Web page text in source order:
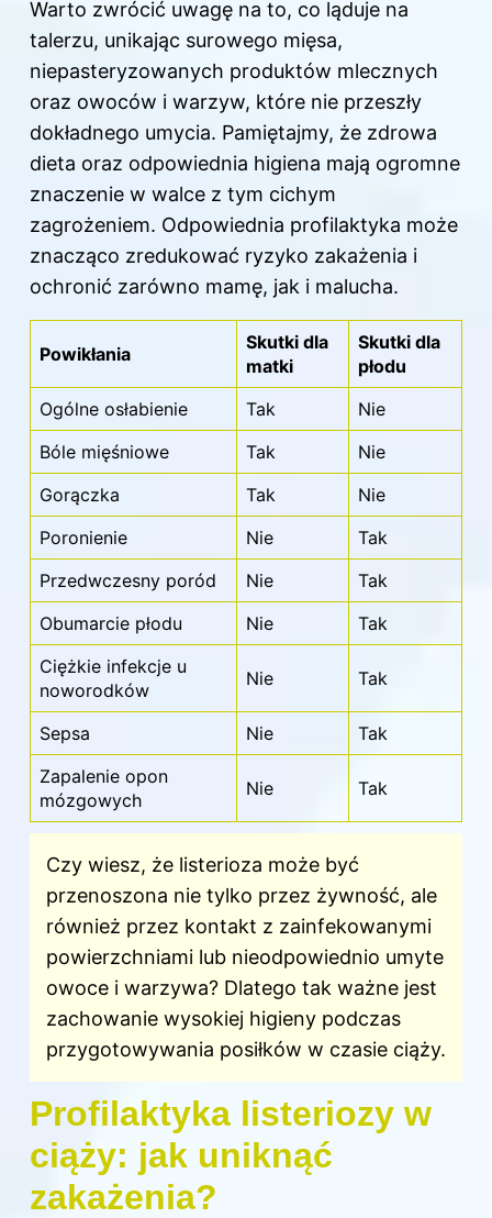
Warto zwrócić uwagę na to, co ląduje na
talerzu, unikając surowego mięsa,
niepasteryzowanych produktów mlecznych
oraz owoców i warzyw, które nie przeszły
dokładnego umycia. Pamiętajmy, że zdrowa
dieta oraz odpowiednia higiena mają ogromne
znaczenie w walce z tym cichym
zagrożeniem. Odpowiednia profilaktyka może
znacząco zredukować ryzyko zakażenia i
ochronić zarówno mamę, jak i malucha.
Powikłania
Skutki dla
matki
Skutki dla
płodu
Ogólne osłabienie
Tak
Nie
Bóle mięśniowe
Tak
Nie
Gorączka
Tak
Nie
Poronienie
Nie
Tak
Przedwczesny poród
Nie
Tak
Obumarcie płodu
Nie
Tak
Ciężkie infekcje u
noworodków
Nie Tak
Sepsa Nie
Tak
Zapalenie opon
mózgowych
Nie Tak
Czy wiesz, że listerioza może być
przenoszona nie tylko przez żywność, ale
również przez kontakt z zainfekowanymi
powierzchniami lub nieodpowiednio umyte
owoce i warzywa? Dlatego tak ważne jest
zachowanie wysokiej higieny podczas
przygotowywania posiłków w czasie ciąży.
Profilaktyka listeriozy w
ciąży: jak uniknąć
zakażenia?